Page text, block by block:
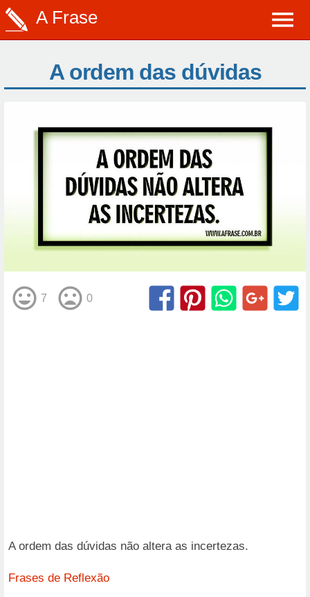
A Frase
A ordem das dúvidas
7 0
A ordem das dúvidas não altera as incertezas.
Frases de Reflexão